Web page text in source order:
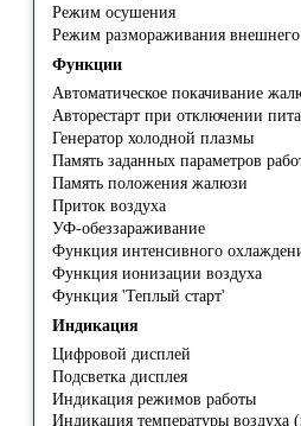
Режим осушения
Режим размораживания внешнего
Функции
Автоматическое покачивание
Авторестарт при отключении
Генератор холодной плазмы
Память заданных параметров
Память положения жалюзи
Приток воздуха
УФ-обеззараживание
Функция интенсивного
Функция ионизации воздуха
Функция 'Теплый старт'
Индикация
Цифровой дисплей
Подсветка дисплея
Индикация режимов работы
Индикация температуры воздуха